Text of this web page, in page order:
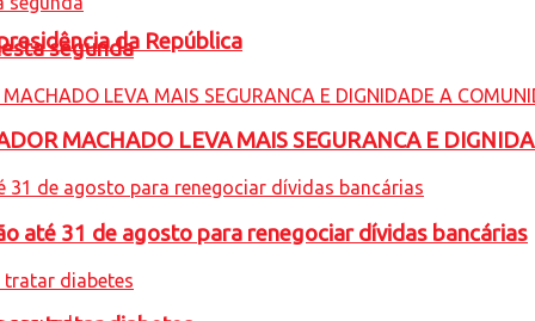
da República
segunda
MACHADO LEVA MAIS SEGURANCA E
até 31 de agosto para renegociar dívidas bancárias